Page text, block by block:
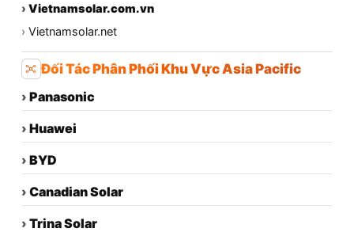
› Vietnamsolar.com.vn
› Vietnamsolar.net
Đối Tác Phân Phối Khu Vực Asia Pacific
› Panasonic
› Huawei
› BYD
› Canadian Solar
› Trina Solar